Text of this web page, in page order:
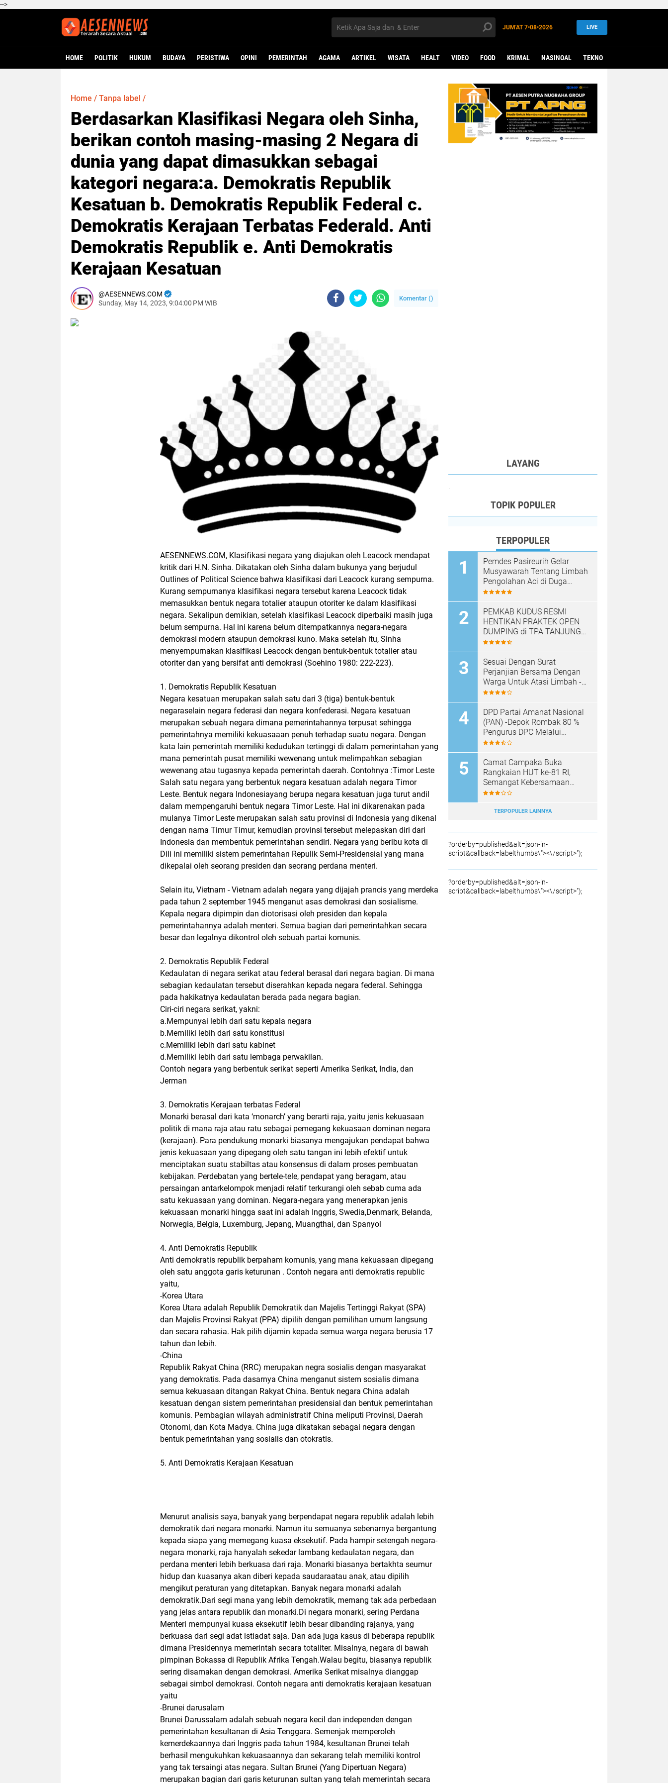
-->
JUM'AT7•08•2026 LIVE
HOME POLITIK HUKUM BUDAYA PERISTIWA OPINI PEMERINTAH AGAMA ARTIKEL WISATA HEALT VIDEO FOOD KRIMAL NASINOAL TEKNO
Home / Tanpa label /
Berdasarkan Klasifikasi Negara oleh Sinha,
berikan contoh masing-masing 2 Negara di
dunia yang dapat dimasukkan sebagai
kategori negara:a. Demokratis Republik
Kesatuan b. Demokratis Republik Federal c.
Demokratis Kerajaan Terbatas Federald. Anti
Demokratis Republik e. Anti Demokratis
Kerajaan Kesatuan
AESENNEWS.COM
Sunday, May 14, 2023, 9:04:00 PM WIB
Komentar ()
AESENNEWS.COM, Klasifikasi negara yang diajukan oleh Leacock mendapat
kritik dari H.N. Sinha. Dikatakan oleh Sinha dalam bukunya yang berjudul
Outlines of Political Science bahwa klasifikasi dari Leacock kurang sempurna.
Kurang sempurnanya klasifikasi negara tersebut karena Leacock tidak
memasukkan bentuk negara totalier ataupun otoriter ke dalam klasifikasi
negara. Sekalipun demikian, setelah klasifikasi Leacock diperbaiki masih juga
belum sempurna. Hal ini karena belum ditempatkannya negara-negara
demokrasi modern ataupun demokrasi kuno. Maka setelah itu, Sinha
menyempurnakan klasifikasi Leacock dengan bentuk-bentuk totalier atau
otoriter dan yang bersifat anti demokrasi (Soehino 1980: 222-223).
1. Demokratis Republik Kesatuan
Negara kesatuan merupakan salah satu dari 3 (tiga) bentuk-bentuk
negaraselain negara federasi dan negara konfederasi. Negara kesatuan
merupakan sebuah negara dimana pemerintahannya terpusat sehingga
pemerintahnya memiliki kekuasaaan penuh terhadap suatu negara. Dengan
kata lain pemerintah memiliki kedudukan tertinggi di dalam pemerintahan yang
mana pemerintah pusat memiliki wewenang untuk melimpahkan sebagian
wewenang atau tugasnya kepada pemerintah daerah. Contohnya :Timor Leste
Salah satu negara yang berbentuk negara kesatuan adalah negara Timor
Leste. Bentuk negara Indonesiayang berupa negara kesatuan juga turut andil
dalam mempengaruhi bentuk negara Timor Leste. Hal ini dikarenakan pada
mulanya Timor Leste merupakan salah satu provinsi di Indonesia yang dikenal
dengan nama Timur Timur, kemudian provinsi tersebut melepaskan diri dari
Indonesia dan membentuk pemerintahan sendiri. Negara yang beribu kota di
Dili ini memiliki sistem pemerintahan Repulik Semi-Presidensial yang mana
dikepalai oleh seorang presiden dan seorang perdana menteri.
Selain itu, Vietnam - Vietnam adalah negara yang dijajah prancis yang merdeka
pada tahun 2 september 1945 menganut asas demokrasi dan sosialisme.
Kepala negara dipimpin dan diotorisasi oleh presiden dan kepala
pemerintahannya adalah menteri. Semua bagian dari pemerintahkan secara
besar dan legalnya dikontrol oleh sebuah partai komunis.
2. Demokratis Republik Federal
Kedaulatan di negara serikat atau federal berasal dari negara bagian. Di mana
sebagian kedaulatan tersebut diserahkan kepada negara federal. Sehingga
pada hakikatnya kedaulatan berada pada negara bagian.
Ciri-ciri negara serikat, yakni:
a.Mempunyai lebih dari satu kepala negara
b.Memiliki lebih dari satu konstitusi
c.Memiliki lebih dari satu kabinet
d.Memiliki lebih dari satu lembaga perwakilan.
Contoh negara yang berbentuk serikat seperti Amerika Serikat, India, dan
Jerman
3. Demokratis Kerajaan terbatas Federal
Monarki berasal dari kata ‘monarch’ yang berarti raja, yaitu jenis kekuasaan
politik di mana raja atau ratu sebagai pemegang kekuasaan dominan negara
(kerajaan). Para pendukung monarki biasanya mengajukan pendapat bahwa
jenis kekuasaan yang dipegang oleh satu tangan ini lebih efektif untuk
menciptakan suatu stabiltas atau konsensus di dalam proses pembuatan
kebijakan. Perdebatan yang bertele-tele, pendapat yang beragam, atau
persaingan antarkelompok menjadi relatif terkurangi oleh sebab cuma ada
satu kekuasaan yang dominan. Negara-negara yang menerapkan jenis
kekuasaan monarki hingga saat ini adalah Inggris, Swedia,Denmark, Belanda,
Norwegia, Belgia, Luxemburg, Jepang, Muangthai, dan Spanyol
4. Anti Demokratis Republik
Anti demokratis republik berpaham komunis, yang mana kekuasaan dipegang
oleh satu anggota garis keturunan . Contoh negara anti demokratis republic
yaitu,
-Korea Utara
Korea Utara adalah Republik Demokratik dan Majelis Tertinggi Rakyat (SPA)
dan Majelis Provinsi Rakyat (PPA) dipilih dengan pemilihan umum langsung
dan secara rahasia. Hak pilih dijamin kepada semua warga negara berusia 17
tahun dan lebih.
-China
Republik Rakyat China (RRC) merupakan negra sosialis dengan masyarakat
yang demokratis. Pada dasarnya China menganut sistem sosialis dimana
semua kekuasaan ditangan Rakyat China. Bentuk negara China adalah
kesatuan dengan sistem pemerintahan presidensial dan bentuk pemerintahan
komunis. Pembagian wilayah administratif China meliputi Provinsi, Daerah
Otonomi, dan Kota Madya. China juga dikatakan sebagai negara dengan
bentuk pemerintahan yang sosialis dan otokratis.
5. Anti Demokratis Kerajaan Kesatuan
Menurut analisis saya, banyak yang berpendapat negara republik adalah lebih
demokratik dari negara monarki. Namun itu semuanya sebenarnya bergantung
kepada siapa yang memegang kuasa eksekutif. Pada hampir setengah negara-
negara monarki, raja hanyalah sekedar lambang kedaulatan negara, dan
perdana menteri lebih berkuasa dari raja. Monarki biasanya bertakhta seumur
hidup dan kuasanya akan diberi kepada saudaraatau anak, atau dipilih
mengikut peraturan yang ditetapkan. Banyak negara monarki adalah
demokratik.Dari segi mana yang lebih demokratik, memang tak ada perbedaan
yang jelas antara republik dan monarki.Di negara monarki, sering Perdana
Menteri mempunyai kuasa eksekutif lebih besar dibanding rajanya, yang
berkuasa dari segi adat istiadat saja. Dan ada juga kasus di beberapa republik
dimana Presidennya memerintah secara totaliter. Misalnya, negara di bawah
pimpinan Bokassa di Republik Afrika Tengah.Walau begitu, biasanya republik
sering disamakan dengan demokrasi. Amerika Serikat misalnya dianggap
sebagai simbol demokrasi. Contoh negara anti demokratis kerajaan kesatuan
yaitu
-Brunei darusalam
Brunei Darussalam adalah sebuah negara kecil dan independen dengan
pemerintahan kesultanan di Asia Tenggara. Semenjak memperoleh
kemerdekaannya dari Inggris pada tahun 1984, kesultanan Brunei telah
berhasil mengukuhkan kekuasaannya dan sekarang telah memiliki kontrol
yang tak tersaingi atas negara. Sultan Brunei (Yang Dipertuan Negara)
merupakan bagian dari garis keturunan sultan yang telah memerintah secara
LAYANG
TOPIK POPULER
TERPOPULER
Pemdes Pasireurih Gelar
Musyawarah Tentang Limbah
Pengolahan Aci di Duga
Cemari Sungai Cisata
Sementara
PEMKAB KUDUS RESMI
HENTIKAN PRAKTEK OPEN
DUMPING di TPA TANJUNG
REJO, KEC.JEKULO
SISTEM PENGELOLAAN
SAMPAH BARU
Sesuai Dengan Surat
Perjanjian Bersama Dengan
Warga Untuk Atasi Limbah -
Pabrik Aci Giat Perbaiki Kobak
DPD Partai Amanat Nasional
(PAN) -Depok Rombak 80 %
Pengurus DPC Melalui
Muscab "
Camat Campaka Buka
Rangkaian HUT ke-81 RI,
Semangat Kebersamaan
Warnai Senam Massal dan
DesaTERPOPULER LAINNYA
?orderby=published&alt=json-in-
script&callback=labelthumbs\"><\/script>");
?orderby=published&alt=json-in-
script&callback=labelthumbs\"><\/script>");